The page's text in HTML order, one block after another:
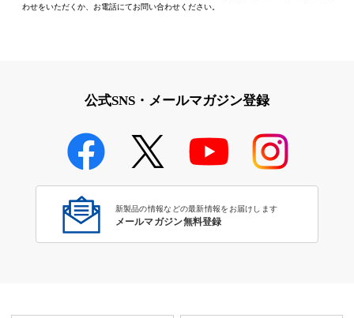
わせをいただくか、お電話にてお問い合わせください。
公式SNS・メールマガジン登録
新製品の情報などの最新情報をお届けします
メールマガジン無料登録